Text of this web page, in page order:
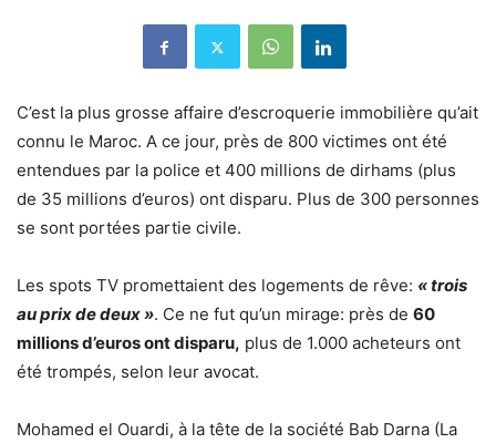
C’est la plus grosse affaire d’escroquerie immobilière qu’ait
connu le Maroc. A ce jour, près de 800 victimes ont été
entendues par la police et 400 millions de dirhams (plus
de 35 millions d’euros) ont disparu. Plus de 300 personnes
se sont portées partie civile.
Les spots TV promettaient des logements de rêve: « trois
au prix de deux ». Ce ne fut qu’un mirage: près de 60
millions d’euros ont disparu, plus de 1.000 acheteurs ont
été trompés, selon leur avocat.
Mohamed el Ouardi, à la tête de la société Bab Darna (La